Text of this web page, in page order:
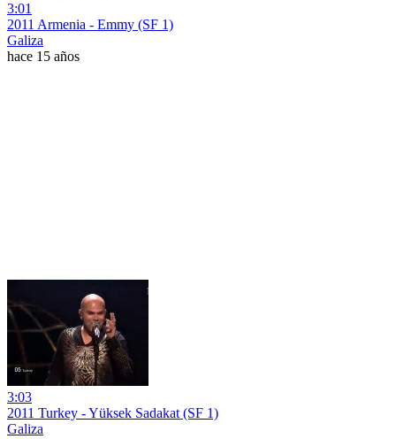
3:01
2011 Armenia - Emmy (SF 1)
Galiza
hace 15 años
3:03
2011 Turkey - Yüksek Sadakat (SF 1)
Galiza